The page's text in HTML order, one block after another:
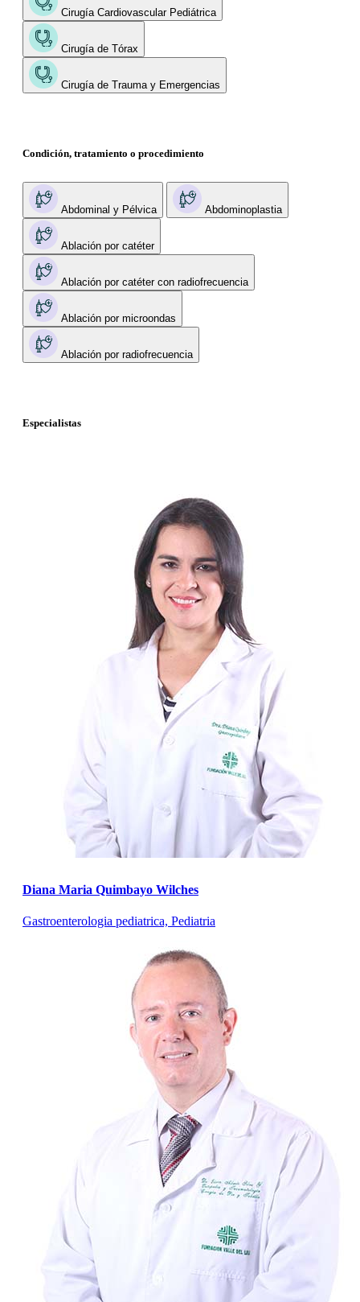
Cirugía Cardiovascular Pediátrica
Cirugía de Tórax
Cirugía de Trauma y Emergencias
Condición, tratamiento o procedimiento
Abdominal y Pélvica Abdominoplastia
Ablación por catéter
Ablación por catéter con radiofrecuencia
Ablación por microondas
Ablación por radiofrecuencia
Especialistas
Diana Maria Quimbayo Wilches
Gastroenterologia pediatrica, Pediatria